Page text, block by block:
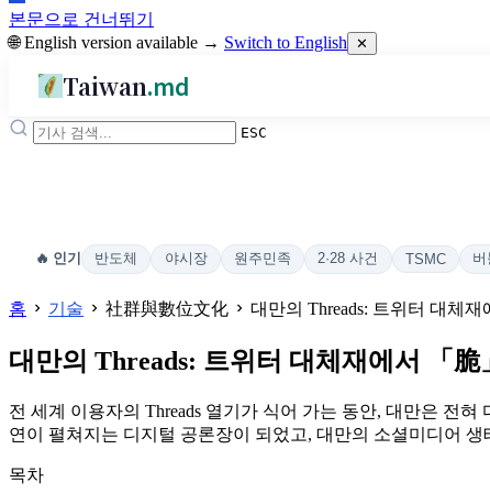
본문으로 건너뛰기
🌐 English version available → Switch to English ✕
Taiwan.md
ESC
🔥 인기 반도체 야시장 원주민족 2·28 사건 TSMC 버
홈 기술 社群與數位文化 대만의 Threads: 트위터 대체
대만의 Threads: 트위터 대체재에서 「
전 세계 이용자의 Threads 열기가 식어 가는 동안, 대만은 전
연이 펼쳐지는 디지털 공론장이 되었고, 대만의 소셜미디어
목차